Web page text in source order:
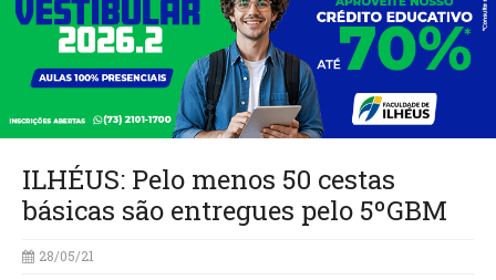
ILHÉUS: Pelo menos 50 cestas
básicas são entregues pelo 5ºGBM
28/05/21